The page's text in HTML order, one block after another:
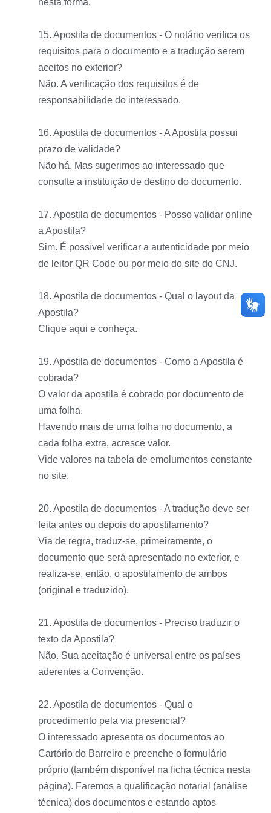
nesta forma.
15. Apostila de documentos - O notário verifica os
requisitos para o documento e a tradução serem
aceitos no exterior?
Não. A verificação dos requisitos é de
responsabilidade do interessado.
16. Apostila de documentos - A Apostila possui
prazo de validade?
Não há. Mas sugerimos ao interessado que
consulte a instituição de destino do documento.
17. Apostila de documentos - Posso validar online
a Apostila?
Sim. É possível verificar a autenticidade por meio
de leitor QR Code ou por meio do site do CNJ.
18. Apostila de documentos - Qual o layout da
Apostila?
Clique aqui e conheça.
19. Apostila de documentos - Como a Apostila é
cobrada?
O valor da apostila é cobrado por documento de
uma folha.
Havendo mais de uma folha no documento, a
cada folha extra, acresce valor.
Vide valores na tabela de emolumentos constante
no site.
20. Apostila de documentos - A tradução deve ser
feita antes ou depois do apostilamento?
Via de regra, traduz-se, primeiramente, o
documento que será apresentado no exterior, e
realiza-se, então, o apostilamento de ambos
(original e traduzido).
21. Apostila de documentos - Preciso traduzir o
texto da Apostila?
Não. Sua aceitação é universal entre os países
aderentes a Convenção.
22. Apostila de documentos - Qual o
procedimento pela via presencial?
O interessado apresenta os documentos ao
Cartório do Barreiro e preenche o formulário
próprio (também disponível na ficha técnica nesta
página). Faremos a qualificação notarial (análise
técnica) dos documentos e estando aptos